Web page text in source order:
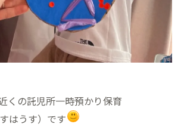
くの託児所一時預かり保育
はうす）です